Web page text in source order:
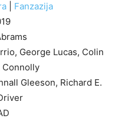
Fanzazija
George Lucas, Colin
Gleeson, Richard E.